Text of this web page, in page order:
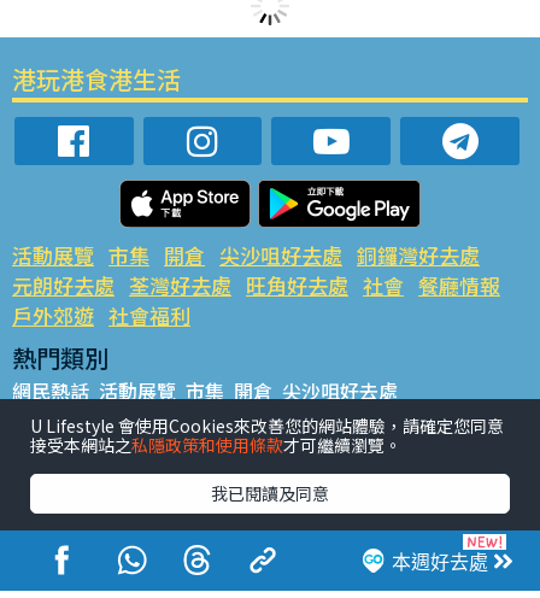
本週好去處
港玩港食港生活
活動展覽 市集 開倉 尖沙咀好去處 銅鑼灣好去處
元朗好去處 荃灣好去處 旺角好去處 社會 餐廳情報
戶外郊遊 社會福利
熱門類別
網民熱話 活動展覽 市集 開倉 尖沙咀好去處
銅鑼灣好去處 元朗好去處 荃灣好去處 旺角好去處 社會
餐廳情報 戶外郊遊
熱門標籤
#UGO搵好去處 #人氣活動推介 #美食社群熱話
#親子玩樂好去處
#ULifestyle應用程式
#限時搶
#UJetso禮物放送
#ULifestyle商戶中心 #著數 #網絡熱話
U Lifestyle 會使用Cookies來改善您的網站體驗，請確定您同意
接受本網站之私隱政策和使用條款才可繼續瀏覽。
我已閱讀及同意